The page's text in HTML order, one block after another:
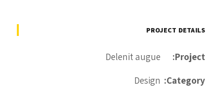
PROJECT DETAILS
Project:
Delenit augue
Category:
Design